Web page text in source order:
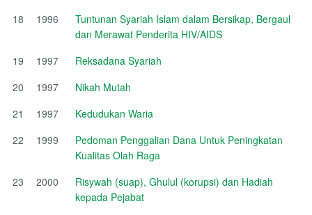
18
1996
Tuntunan Syariah Islam dalam Bersikap, Bergaul
dan Merawat Penderita HIV/AIDS
19
1997
Reksadana Syariah
20
1997
Nikah Mutah
21
1997
Kedudukan Waria
22
1999
Pedoman Penggalian Dana Untuk Peningkatan
Kualitas Olah Raga
23
2000
Risywah (suap), Ghulul (korupsi) dan Hadiah
kepada Pejabat